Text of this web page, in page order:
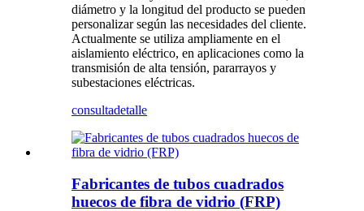
diámetro y la longitud del producto se pueden
personalizar según las necesidades del cliente.
Actualmente se utiliza ampliamente en el
aislamiento eléctrico, en aplicaciones como la
transmisión de alta tensión, pararrayos y
subestaciones eléctricas.
consultadetalle
Fabricantes de tubos cuadrados
huecos de fibra de vidrio (FRP)